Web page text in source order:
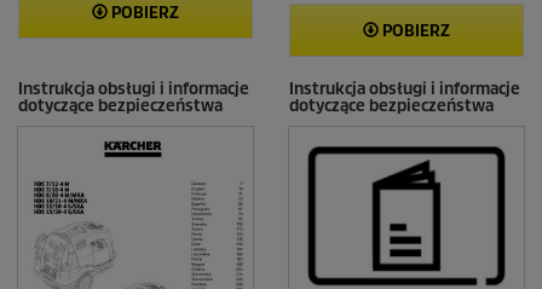
POBIERZ
POBIERZ
Instrukcja obsługi i informacje
dotyczące bezpieczeństwa
Instrukcja obsługi i informacje
dotyczące bezpieczeństwa